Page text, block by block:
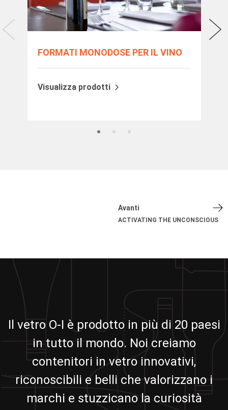
FORMATI MONODOSE PER IL VINO
Visualizza prodotti
Avanti
ACTIVATING THE UNCONSCIOUS
Il vetro O-I è prodotto in più di 20 paesi
in tutto il mondo. Noi creiamo
contenitori in vetro innovativi,
riconoscibili e belli che valorizzano i
marchi e stuzzicano la curiosità